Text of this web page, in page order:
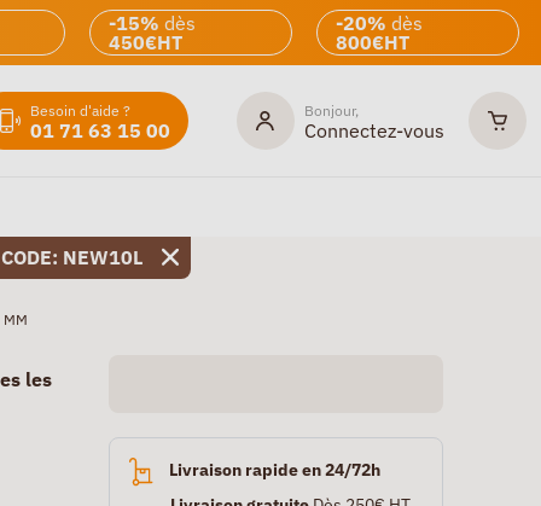
-15% dès
450€HT
-20% dès
800€HT
Besoin d'aide ?
01 71 63 15 00
Bonjour,
Connectez-vous
NEW10L
MM
les
Livraison rapide en 24/72h